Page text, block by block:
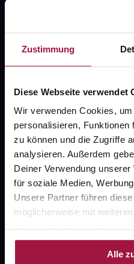
Zustimmung
Diese Webseite verwendet
Wir verwenden Cookies,
personalisieren, Funktionen
zu können und die Zugriffe
analysieren. Außerdem
Deiner Verwendung
für soziale Medien,
Unsere Partner führen
möglicherweise mit
Nutzung der Dienste
Alle
Fragen zu Deiner
Kontakt
FAQ
Widerrufsformular
gesund.de
Über uns